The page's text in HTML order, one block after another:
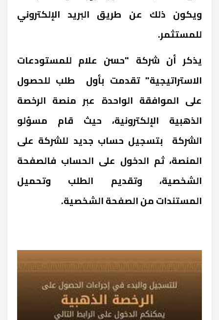
ويكون ذلك عن طريق البريد الإلكتروني
للمستثمر.
يذكر أن شركة "حسن علام للمستودعات
الاستراتيجية" تقدمت بأول طلب للحصول
على الموافقة الواحدة عبر منصة الرخصة
الذهبية الإلكترونية، حيث قام مسؤلو
الشركة بتسجيل حساب جديد للشركة على
المنصة، ثم الدخول على الحساب فالصفحة
الشخصية، وتقديم الطلب وتحميل
المستندات من الصفحة الشخصية.